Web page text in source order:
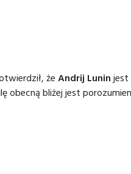
że Andrij Lunin jest
obecną bliżej jest